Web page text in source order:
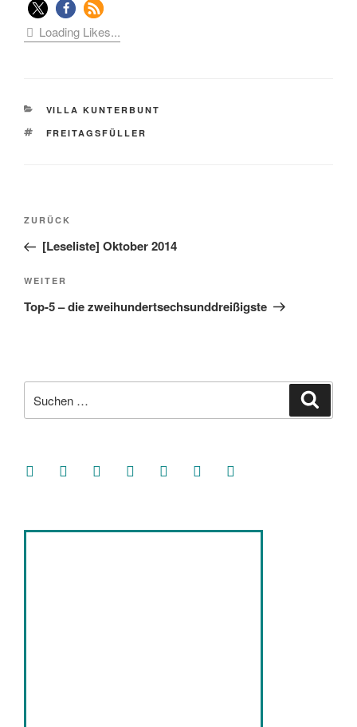
Loading Likes...
KATEGORIEN
VILLA KUNTERBUNT
SCHLAGWÖRTER
FREITAGSFÜLLER
Beitragsnavigation
Vorheriger
Beitrag
ZURÜCK
[Leseliste] Oktober 2014
Nächster
Beitrag
WEITER
Top-5 – die zweihundertsechsunddreißigste
nach:
facebooksoundcloud
twitter mastodoninstagramthreads goodreads